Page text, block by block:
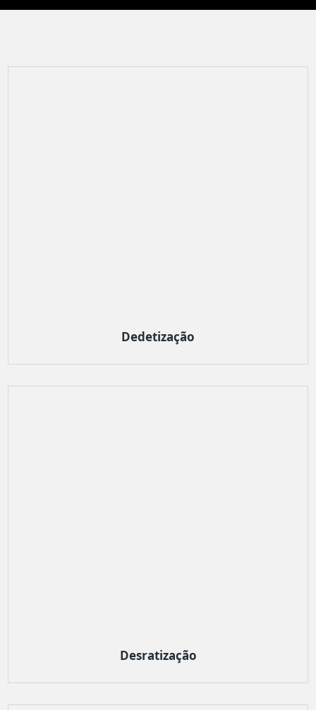
Dedetização
Desratização